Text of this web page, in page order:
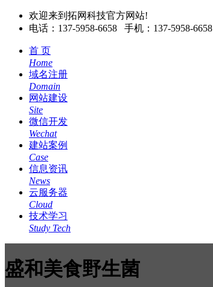
欢迎来到拓网科技官方网站!
电话：137-5958-6658 手机：137-5958-6658
首 页
Home
域名注册
Domain
网站建设
Site
微信开发
Wechat
建站案例
Case
信息资讯
News
云服务器
Cloud
技术学习
Study Tech
盛和美食野生菌